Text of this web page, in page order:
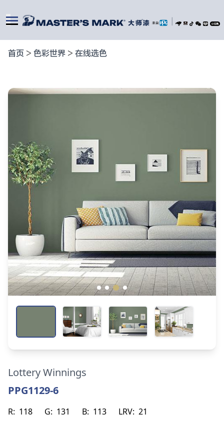
首页 > 色彩世界 > 在线选色
Lottery Winnings
PPG1129-6
R: 118 G: 131 B: 113 LRV: 21